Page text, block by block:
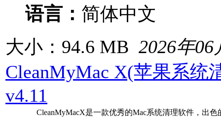
语言： 简体中文
大小：94.6 MB 2026年06
CleanMyMac X(苹果系统
v4.11
CleanMyMacX是一款优秀的Mac系统清理软件，出